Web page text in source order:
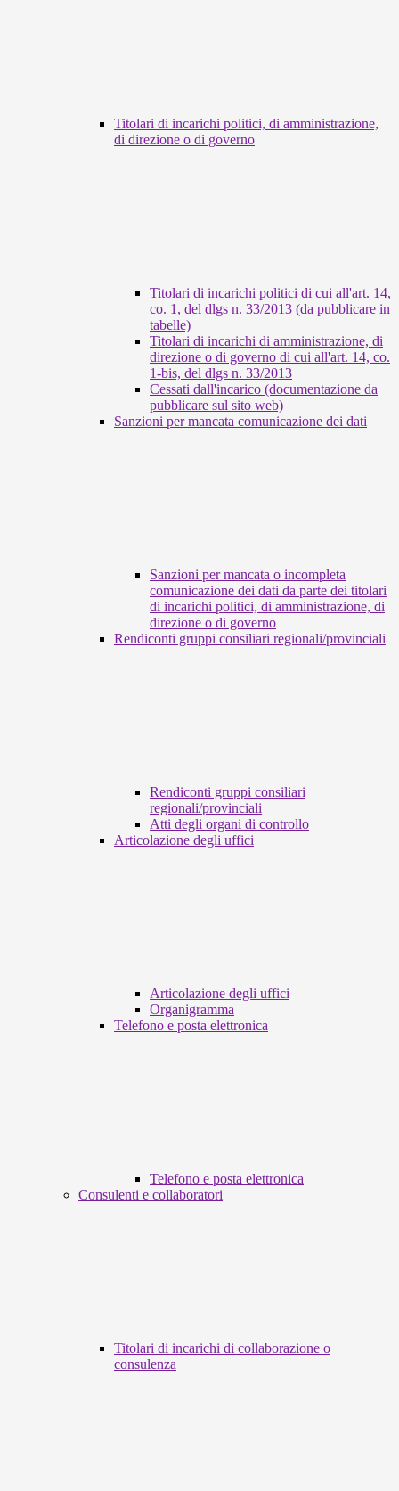
Titolari di incarichi politici, di amministrazione,
di direzione o di governo
Titolari di incarichi politici di cui all'art. 14,
co. 1, del dlgs n. 33/2013 (da pubblicare in
tabelle)
Titolari di incarichi di amministrazione, di
direzione o di governo di cui all'art. 14, co.
1-bis, del dlgs n. 33/2013
Cessati dall'incarico (documentazione da
pubblicare sul sito web)
Sanzioni per mancata comunicazione dei dati
Sanzioni per mancata o incompleta
comunicazione dei dati da parte dei titolari
di incarichi politici, di amministrazione, di
direzione o di governo
Rendiconti gruppi consiliari regionali/provinciali
Rendiconti gruppi consiliari
regionali/provinciali
Atti degli organi di controllo
Articolazione degli uffici
Articolazione degli uffici
Organigramma
Telefono e posta elettronica
Telefono e posta elettronica
Consulenti e collaboratori
Titolari di incarichi di collaborazione o
consulenza